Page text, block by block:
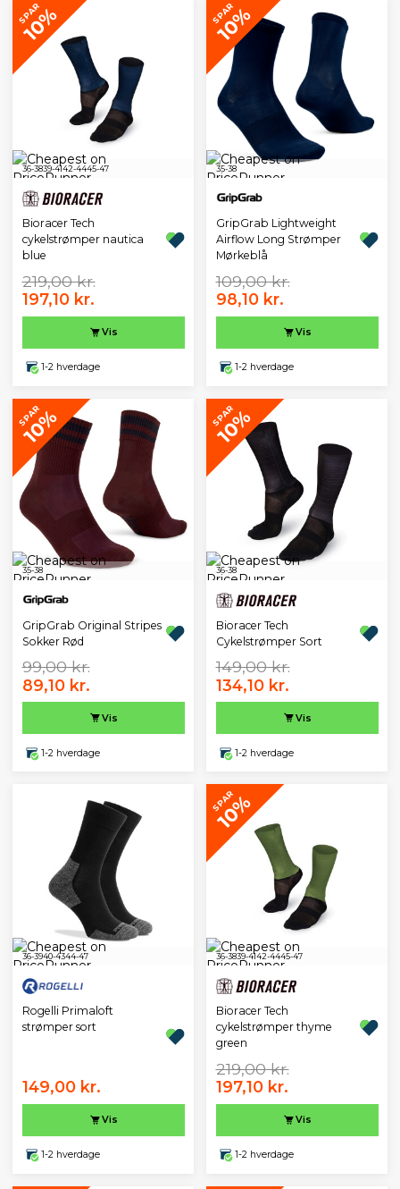
SPAR
10%
36-3839-4142-4445-47
Bioracer Tech
cykelstrømper nautica
blue
219,00 kr.
197,10 kr.
Vis
1-2 hverdage
SPAR
10%
35-38
GripGrab Lightweight
Airflow Long Strømper
Mørkeblå
109,00 kr.
98,10 kr.
Vis
1-2 hverdage
SPAR
10%
35-38
GripGrab Original Stripes
Sokker Rød
99,00 kr.
89,10 kr.
Vis
1-2 hverdage
SPAR
10%
36-38
Bioracer Tech
Cykelstrømper Sort
149,00 kr.
134,10 kr.
Vis
1-2 hverdage
36-3940-4344-47
Rogelli Primaloft
strømper sort
149,00 kr.
Vis
1-2 hverdage
SPAR
10%
36-3839-4142-4445-47
Bioracer Tech
cykelstrømper thyme
green
219,00 kr.
197,10 kr.
Vis
1-2 hverdage